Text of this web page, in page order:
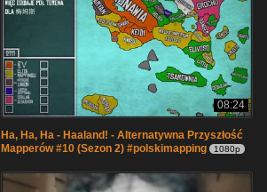
08:24
Ha, Ha, Ha - Haaland! - Alternatywna Przyszłość
Mapperów #10 (Sezon 2) #polskimapping
1080p